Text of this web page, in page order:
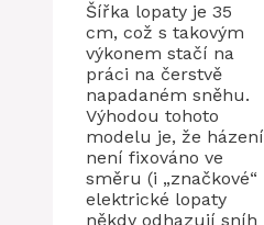
Šířka lopaty je 35
cm, což s takovým
výkonem stačí na
práci na čerstvě
napadaném sněhu.
Výhodou tohoto
modelu je, že házení
není fixováno ve
směru (i „značkové“
elektrické lopaty
někdy odhazují sníh